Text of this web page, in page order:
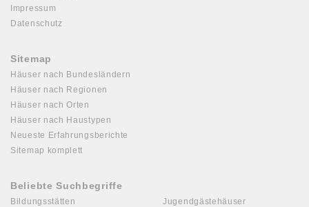
Impressum
Datenschutz
Sitemap
Häuser nach Bundesländern
Häuser nach Regionen
Häuser nach Orten
Häuser nach Haustypen
Neueste Erfahrungsberichte
Sitemap komplett
Beliebte Suchbegriffe
Bildungsstätten
Jugendgästehäuser